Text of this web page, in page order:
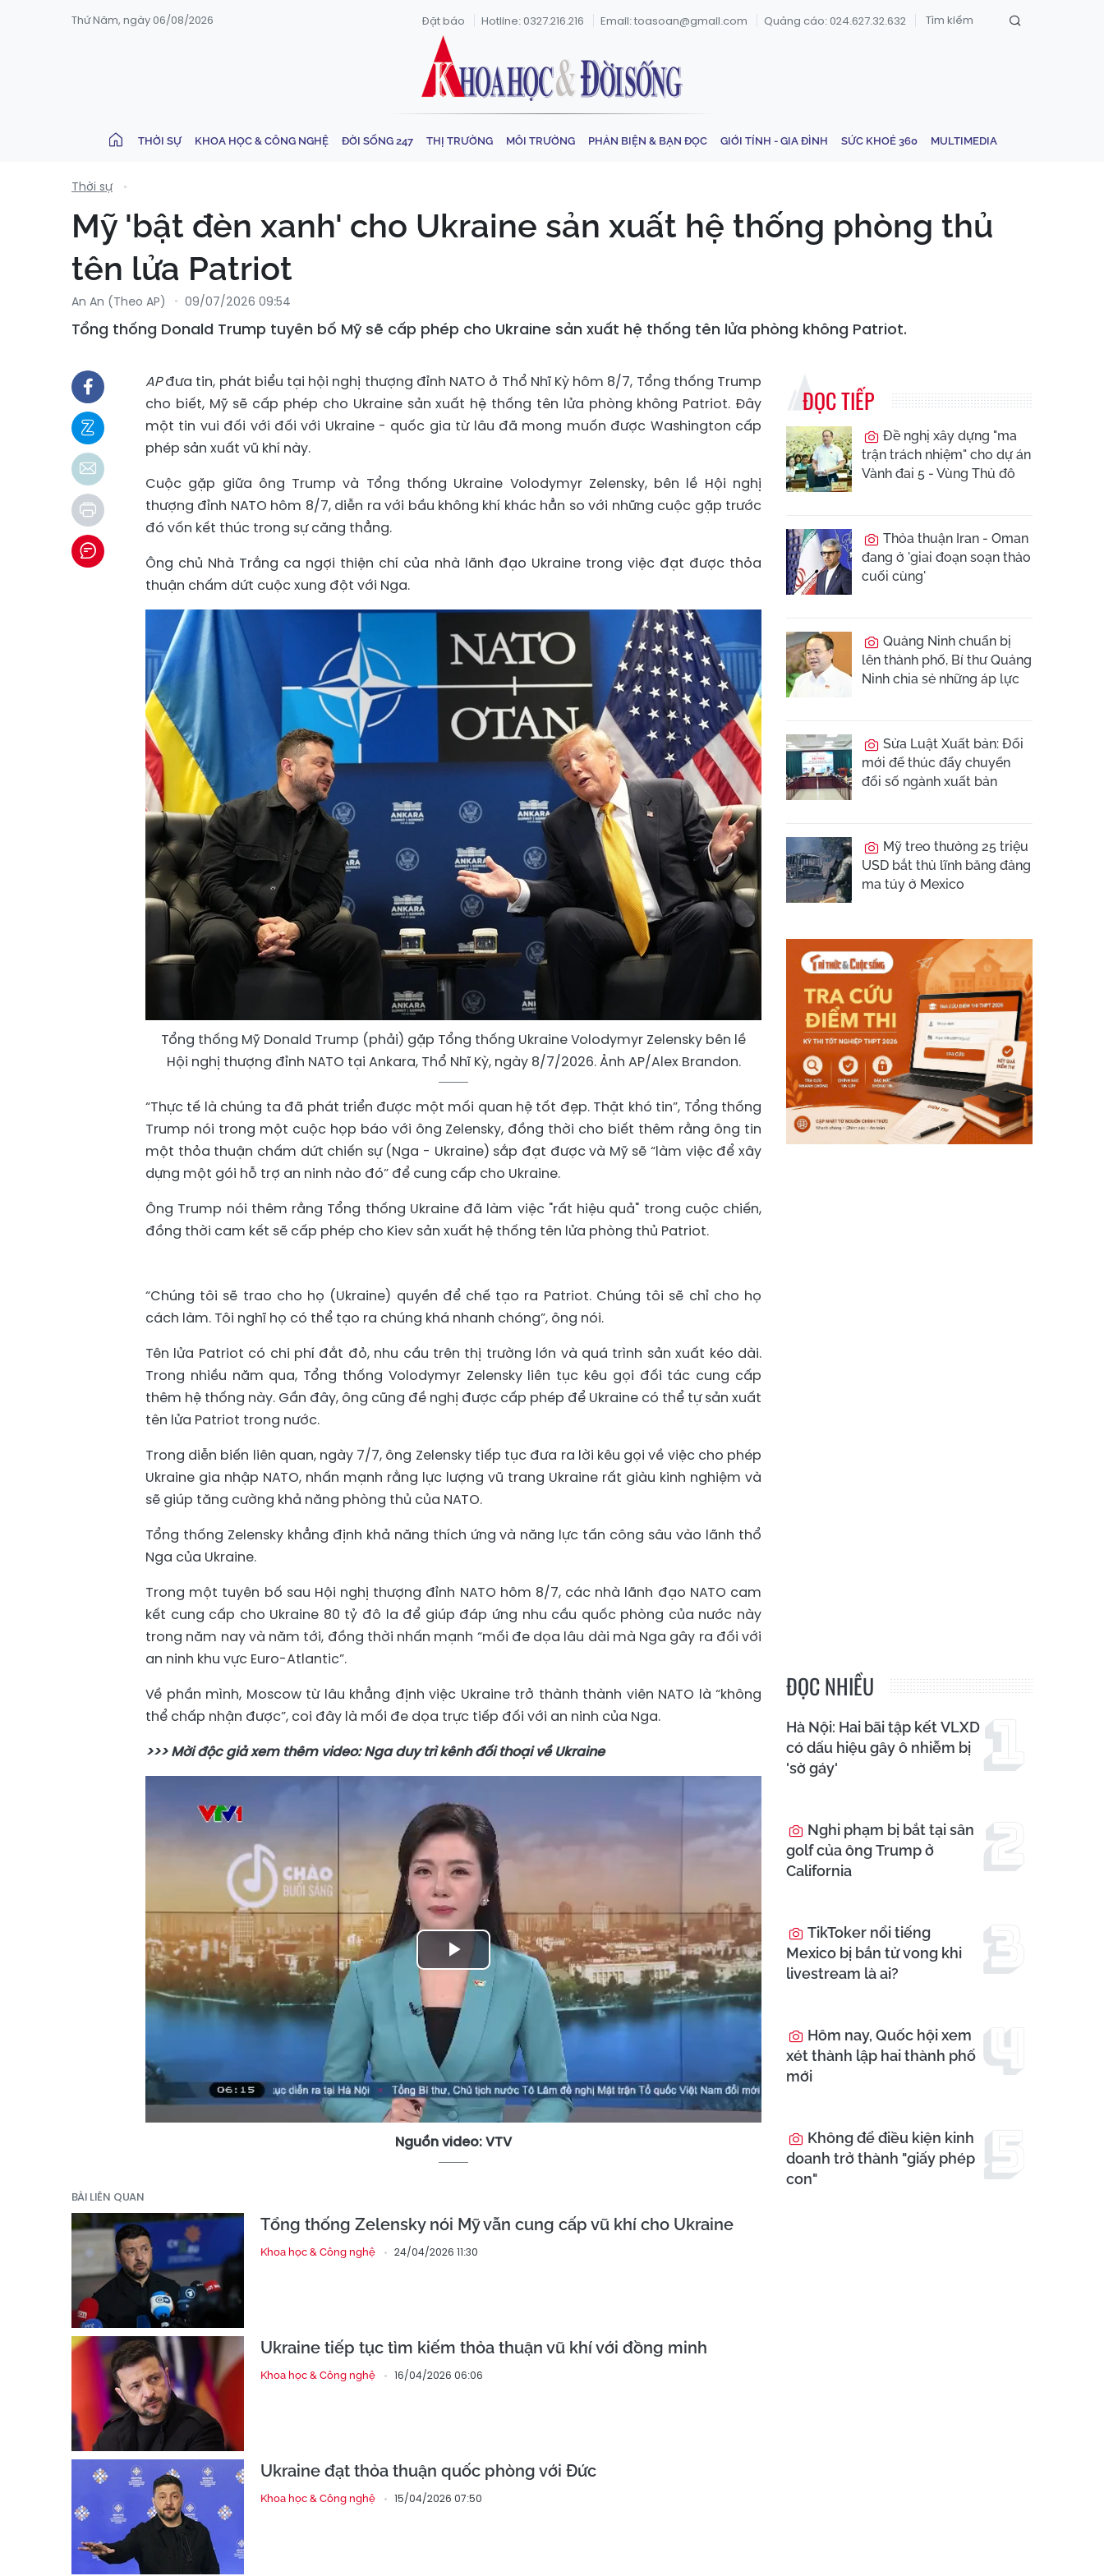
Thứ Năm, ngày 06/08/2026 Đặt báo Hotline: 0327.216.216 Email: toasoan@gmail.com Quảng cáo: 024.627.32.632
THỜI SỰ KHOA HỌC & CÔNG NGHỆ ĐỜI SỐNG 247 THỊ TRƯỜNG MÔI TRƯỜNG PHẢN BIỆN & BẠN ĐỌC GIỚI TÍNH - GIA ĐÌNH SỨC KHOẺ 360 MULTIMEDIA
Thời sự
Mỹ 'bật đèn xanh' cho Ukraine sản xuất hệ thống phòng thủ
tên lửa Patriot
An An (Theo AP) 09/07/2026 09:54
Tổng thống Donald Trump tuyên bố Mỹ sẽ cấp phép cho Ukraine sản xuất hệ thống tên lửa phòng không Patriot.
APđưa tin, phát biểu tại hội nghị thượng đỉnh NATO ở Thổ Nhĩ Kỳ hôm 8/7, Tổng thống Trump
cho biết, Mỹ sẽ cấp phép cho Ukraine sản xuất hệ thống tên lửa phòng không Patriot. Đây
một tin vui đối với đối với Ukraine - quốc gia từ lâu đã mong muốn được Washington cấp
phép sản xuất vũ khí này.
Cuộc gặp giữa ông Trump và Tổng thống Ukraine Volodymyr Zelensky, bên lề Hội nghị
thượng đỉnh NATO hôm 8/7, diễn ra với bầu không khí khác hẳn so với những cuộc gặp trước
đó vốn kết thúc trong sự căng thẳng.
Ông chủ Nhà Trắng ca ngợi thiện chí của nhà lãnh đạo Ukraine trong việc đạt được thỏa
thuận chấm dứt cuộc xung đột với Nga.
Tổng thống Mỹ Donald Trump (phải) gặp Tổng thống Ukraine Volodymyr Zelensky bên lề
Hội nghị thượng đỉnh NATO tại Ankara, Thổ Nhĩ Kỳ, ngày 8/7/2026. Ảnh AP/Alex Brandon.
“Thực tế là chúng ta đã phát triển được một mối quan hệ tốt đẹp. Thật khó tin”, Tổng thống
Trump nói trong một cuộc họp báo với ông Zelensky, đồng thời cho biết thêm rằng ông tin
một thỏa thuận chấm dứt chiến sự (Nga - Ukraine) sắp đạt được và Mỹ sẽ “làm việc để xây
dựng một gói hỗ trợ an ninh nào đó” để cung cấp cho Ukraine.
Ông Trump nói thêm rằng Tổng thống Ukraine đã làm việc "rất hiệu quả" trong cuộc chiến,
đồng thời cam kết sẽ cấp phép cho Kiev sản xuất hệ thống tên lửa phòng thủ Patriot.
“Chúng tôi sẽ trao cho họ (Ukraine) quyền để chế tạo ra Patriot. Chúng tôi sẽ chỉ cho họ
cách làm. Tôi nghĩ họ có thể tạo ra chúng khá nhanh chóng”, ông nói.
Tên lửa Patriot có chi phí đắt đỏ, nhu cầu trên thị trường lớn và quá trình sản xuất kéo dài.
Trong nhiều năm qua, Tổng thống Volodymyr Zelensky liên tục kêu gọi đối tác cung cấp
thêm hệ thống này. Gần đây, ông cũng đề nghị được cấp phép để Ukraine có thể tự sản xuất
tên lửa Patriot trong nước.
Trong diễn biến liên quan, ngày 7/7, ông Zelensky tiếp tục đưa ra lời kêu gọi về việc cho phép
Ukraine gia nhập NATO, nhấn mạnh rằng lực lượng vũ trang Ukraine rất giàu kinh nghiệm và
sẽ giúp tăng cường khả năng phòng thủ của NATO.
Tổng thống Zelensky khẳng định khả năng thích ứng và năng lực tấn công sâu vào lãnh thổ
Nga của Ukraine.
Trong một tuyên bố sau Hội nghị thượng đỉnh NATO hôm 8/7, các nhà lãnh đạo NATO cam
kết cung cấp cho Ukraine 80 tỷ đô la để giúp đáp ứng nhu cầu quốc phòng của nước này
trong năm nay và năm tới, đồng thời nhấn mạnh “mối đe dọa lâu dài mà Nga gây ra đối với
an ninh khu vực Euro-Atlantic”.
Về phần mình, Moscow từ lâu khẳng định việc Ukraine trở thành thành viên NATO là “không
thể chấp nhận được”, coi đây là mối đe dọa trực tiếp đối với an ninh của Nga.
>>> Mời độc giả xem thêm video: Nga duy trì kênh đối thoại về Ukraine
Play
Video
Nguồn video: VTV
BÀI LIÊN QUAN
Tổng thống Zelensky nói Mỹ vẫn cung cấp vũ khí cho Ukraine
Khoa học & Công nghệ 24/04/2026 11:30
Ukraine tiếp tục tìm kiếm thỏa thuận vũ khí với đồng minh
Khoa học & Công nghệ 16/04/2026 06:06
Ukraine đạt thỏa thuận quốc phòng với Đức
Khoa học & Công nghệ 15/04/2026 07:50
ĐỌC TIẾP
Đề nghị xây dựng "ma
trận trách nhiệm" cho dự án
Vành đai 5 - Vùng Thủ đô
Thỏa thuận Iran - Oman
đang ở 'giai đoạn soạn thảo
cuối cùng'
Quảng Ninh chuẩn bị
lên thành phố, Bí thư Quảng
Ninh chia sẻ những áp lực
Sửa Luật Xuất bản: Đổi
mới để thúc đẩy chuyển
đổi số ngành xuất bản
Mỹ treo thưởng 25 triệu
USD bắt thủ lĩnh băng đảng
ma túy ở Mexico
ĐỌC NHIỀU
Hà Nội: Hai bãi tập kết VLXD
có dấu hiệu gây ô nhiễm bị
'sờ gáy'
Nghi phạm bị bắt tại sân
golf của ông Trump ở
California
TikToker nổi tiếng
Mexico bị bắn tử vong khi
livestream là ai?
Hôm nay, Quốc hội xem
xét thành lập hai thành phố
mới
Không để điều kiện kinh
doanh trở thành "giấy phép
con"